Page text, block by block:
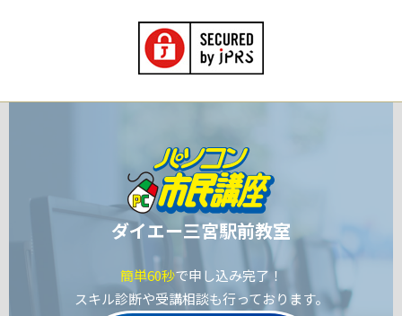
ダイエー三宮駅前教室
簡単60秒で申し込み完了！
スキル診断や受講相談も行っております。